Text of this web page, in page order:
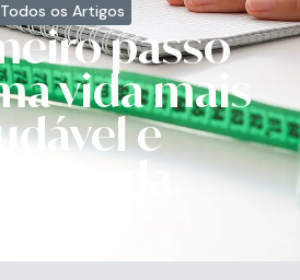
Todos os Artigos
passo
vida mais
e